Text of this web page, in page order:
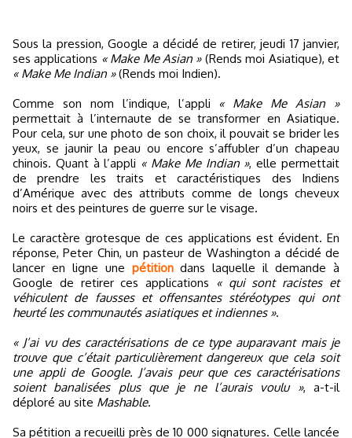
Sous la pression, Google a décidé de retirer, jeudi 17 janvier,
ses applications « Make Me Asian »(Rends moi Asiatique), et
« Make Me Indian »(Rends moi Indien).
Comme son nom l’indique, l’appli « Make Me Asian »
permettait à l’internaute de se transformer en Asiatique.
Pour cela, sur une photo de son choix, il pouvait se brider les
yeux, se jaunir la peau ou encore s’affubler d’un chapeau
chinois. Quant à l’appli « Make Me Indian », elle permettait
de prendre les traits et caractéristiques des Indiens
d’Amérique avec des attributs comme de longs cheveux
noirs et des peintures de guerre sur le visage.
Le caractère grotesque de ces applications est évident. En
réponse, Peter Chin, un pasteur de Washington a décidé de
lancer en ligne une pétitiondans laquelle il demande à
Google de retirer ces applications
« qui sont racistes et
véhiculent de fausses et offensantes stéréotypes qui ont
heurté les communautés asiatiques et indiennes ».
« J’ai vu des caractérisations de ce type auparavant mais je
trouve que c’était particulièrement dangereux que cela soit
une appli de Google. J’avais peur que ces caractérisations
soient banalisées plus que je ne l’aurais voulu », a-t-il
déploré au site Mashable.
Sa pétition a recueilli près de 10 000 signatures. Celle lancée